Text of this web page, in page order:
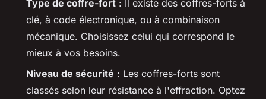
Type de coffre-fort : Il existe des coffres-forts à
clé, à code électronique, ou à combinaison
mécanique. Choisissez celui qui correspond le
mieux à vos besoins.
Niveau de sécurité : Les coffres-forts sont
classés selon leur résistance à l'effraction. Optez